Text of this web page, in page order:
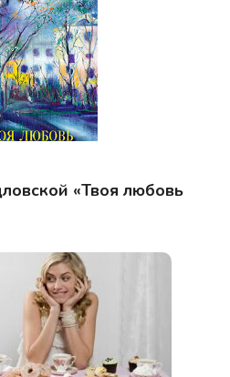
«Твоя любовь